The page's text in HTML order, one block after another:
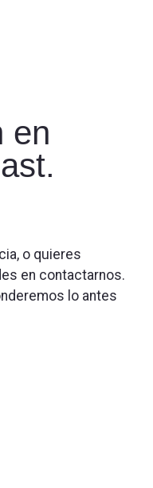
en
o quieres
en contactarnos.
lo antes